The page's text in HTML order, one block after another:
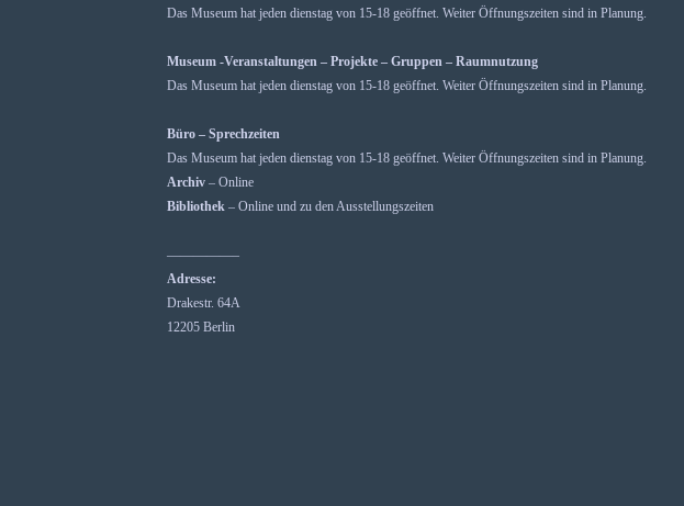
Das Museum hat jeden dienstag von 15-18 geöffnet. Weiter Öffnungszeiten sind in Planung.
Museum -Veranstaltungen – Projekte – Gruppen – Raumnutzung
Das Museum hat jeden dienstag von 15-18 geöffnet. Weiter Öffnungszeiten sind in Planung.
Büro – Sprechzeiten
Das Museum hat jeden dienstag von 15-18 geöffnet. Weiter Öffnungszeiten sind in Planung.
Archiv – Online
Bibliothek – Online und zu den Ausstellungszeiten
—————–
Adresse:
Drakestr. 64A
12205 Berlin